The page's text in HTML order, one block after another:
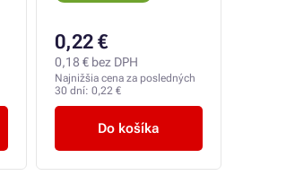
0,22 €
0,18 € bez DPH
Najnižšia cena za posledných
30 dní: 0,22 €
Do košíka